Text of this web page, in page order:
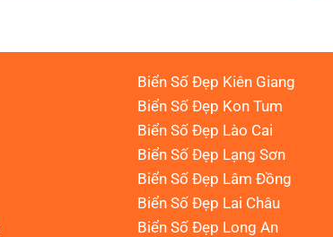
Biển Số Đẹp Kiên Giang
Biển Số Đẹp Kon Tum
Biển Số Đẹp Lào Cai
Biển Số Đẹp Lạng Sơn
Biển Số Đẹp Lâm Đồng
Biển Số Đẹp Lai Châu
Biển Số Đẹp Long An